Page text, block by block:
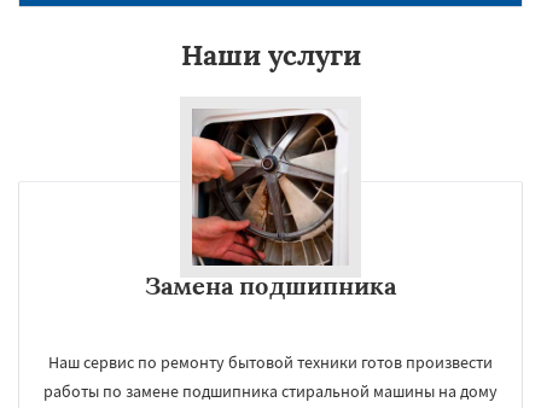
Наши услуги
Замена подшипника
Наш сервис по ремонту бытовой техники готов произвести
работы по замене подшипника стиральной машины на дому
Даю согласие на обработку персональных данных